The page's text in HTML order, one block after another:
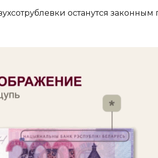
останутся законным